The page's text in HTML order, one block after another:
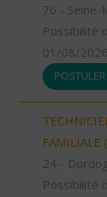
76 - Seine-
Possibilité
01/08/2026
POSTULER
FAMILIALE
24 -
Possibilité